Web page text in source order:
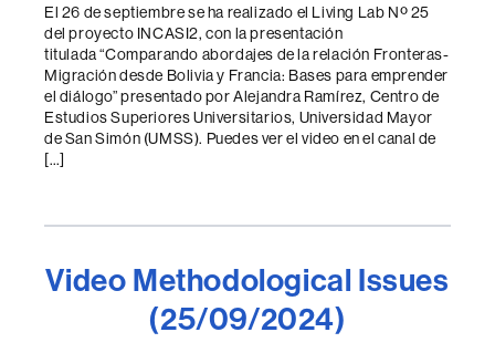
entrada
El 26 de septiembre se ha realizado el Living Lab Nº 25
del proyecto INCASI2, con la presentación
titulada “Comparando abordajes de la relación Fronteras-
Migración desde Bolivia y Francia: Bases para emprender
el diálogo” presentado por Alejandra Ramírez, Centro de
Estudios Superiores Universitarios, Universidad Mayor
de San Simón (UMSS). Puedes ver el video en el canal de
[…]
Video Methodological Issues
(25/09/2024)